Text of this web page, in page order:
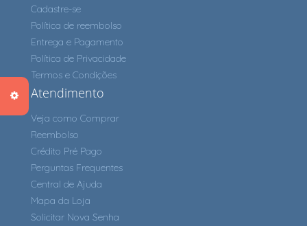
Cadastre-se
Política de reembolso
Entrega e Pagamento
Política de Privacidade
Termos e Condições
Atendimento
Veja como Comprar
Reembolso
Crédito Pré Pago
Perguntas Frequentes
Central de Ajuda
Mapa da Loja
Solicitar Nova Senha